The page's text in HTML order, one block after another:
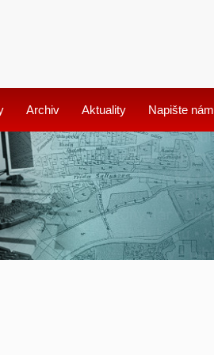
Archiv Aktuality Napište nám